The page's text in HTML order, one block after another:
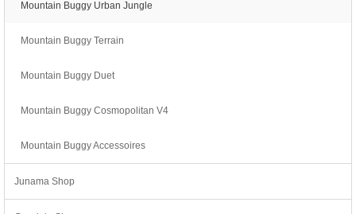
Mountain Buggy Urban Jungle
Mountain Buggy Terrain
Mountain Buggy Duet
Mountain Buggy Cosmopolitan V4
Mountain Buggy Accessoires
Junama Shop